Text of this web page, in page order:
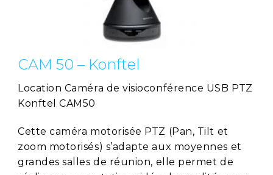
CAM 50 – Konftel
Location Caméra de visioconférence USB PTZ
Konftel CAM50
Cette caméra motorisée PTZ (Pan, Tilt et
zoom motorisés) s’adapte aux moyennes et
grandes salles de réunion, elle permet de